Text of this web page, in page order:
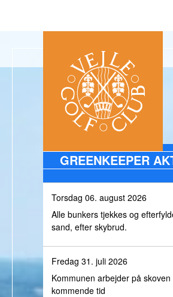
Torsdag 06. august 2026
Alle bunkers tjekkes og
sand, efter skybrud.
Fredag 31. juli 2026
Kommunen arbejder på skoven
kommende tid
GREENKEEPER